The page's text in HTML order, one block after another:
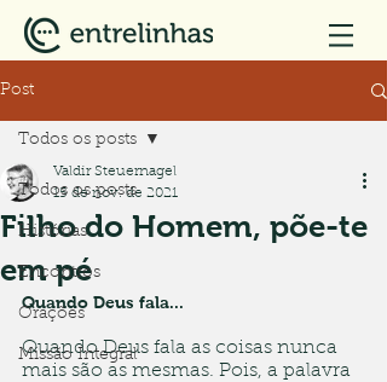
Post
Todos os posts
Histórias
Encontros
Orações
Missão Integral
Todos os posts
Filho do Homem, põe-te
em pé
Valdir Steuernagel
15 de nov. de 2021
Quando Deus fala...
Quando Deus fala as coisas nunca
mais são as mesmas. Pois, a palavra